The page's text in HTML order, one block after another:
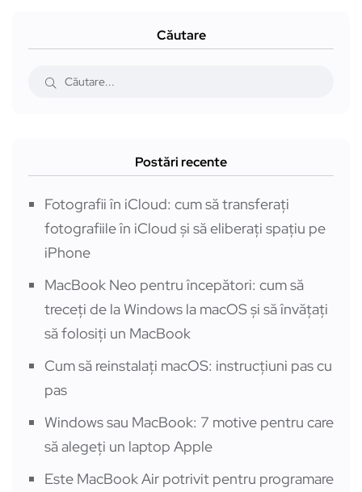
Căutare
Postări recente
Fotografii în iCloud: cum să transferați
fotografiile în iCloud și să eliberați spațiu pe
iPhone
MacBook Neo pentru începători: cum să
treceți de la Windows la macOS și să învățați
să folosiți un MacBook
Cum să reinstalați macOS: instrucțiuni pas cu
pas
Windows sau MacBook: 7 motive pentru care
să alegeți un laptop Apple
Este MacBook Air potrivit pentru programare